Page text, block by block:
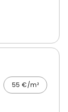
55 €/m²